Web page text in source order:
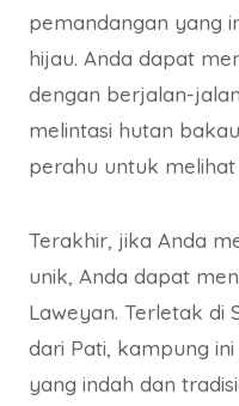
pemandangan yang
hijau. Anda dapat
dengan berjalan-
melintasi hutan
perahu untuk
Terakhir, jika Anda
unik, Anda dapat
Laweyan. Terletak di
dari Pati, kampung
yang indah dan